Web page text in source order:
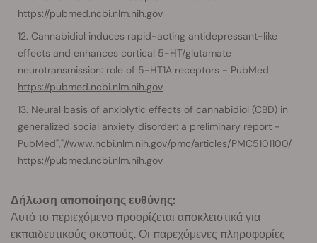
https://pubmed.ncbi.nlm.nih.gov
Cannabidiol induces rapid-acting antidepressant-like
effects and enhances cortical 5-HT/glutamate
neurotransmission: role of 5-HT1A receptors - PubMed
https://pubmed.ncbi.nlm.nih.gov
Neural basis of anxiolytic effects of cannabidiol (CBD) in
generalized social anxiety disorder: a preliminary report -
PubMed","//www.ncbi.nlm.nih.gov/pmc/articles/PMC5101100/
https://pubmed.ncbi.nlm.nih.gov
Δήλωση αποποίησης ευθύνης:
Αυτό το περιεχόμενο προορίζεται αποκλειστικά για
εκπαιδευτικούς σκοπούς. Οι παρεχόμενες πληροφορίες